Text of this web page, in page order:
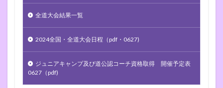
全道大会結果一覧
2024全国・全道大会日程（pdf・0627)
ジュニアキャンプ及び道公認コーチ資格取得 開催予定表
0627（pdf)